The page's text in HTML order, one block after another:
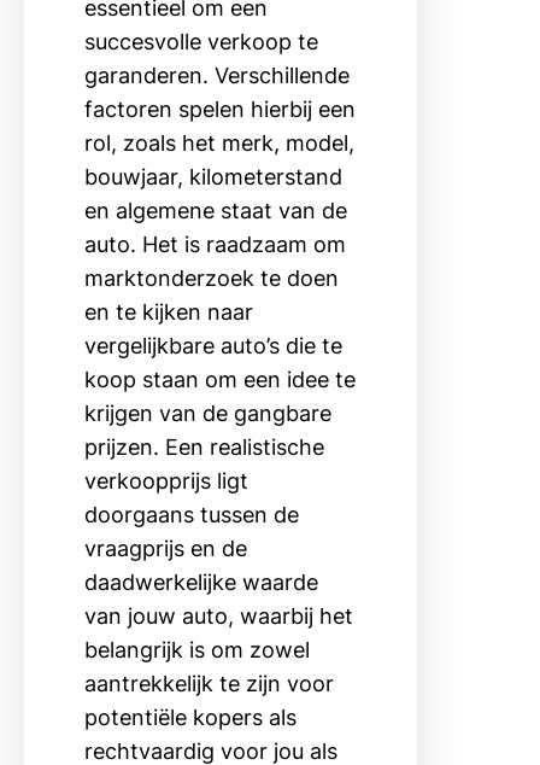
essentieel om een
succesvolle verkoop te
garanderen. Verschillende
factoren spelen hierbij een
rol, zoals het merk, model,
bouwjaar, kilometerstand
en algemene staat van de
auto. Het is raadzaam om
marktonderzoek te doen
en te kijken naar
vergelijkbare auto’s die te
koop staan om een idee te
krijgen van de gangbare
prijzen. Een realistische
verkoopprijs ligt
doorgaans tussen de
vraagprijs en de
daadwerkelijke waarde
van jouw auto, waarbij het
belangrijk is om zowel
aantrekkelijk te zijn voor
potentiële kopers als
rechtvaardig voor jou als